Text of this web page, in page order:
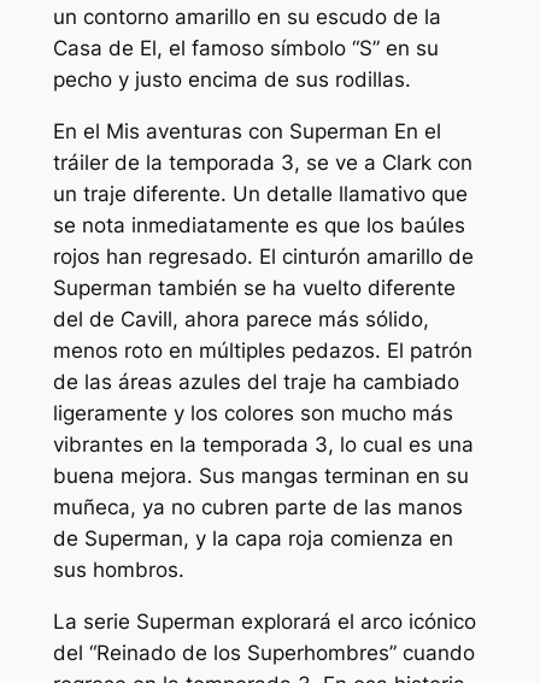
un contorno amarillo en su escudo de la
Casa de El, el famoso símbolo “S” en su
pecho y justo encima de sus rodillas.
En el Mis aventuras con Superman En el
tráiler de la temporada 3, se ve a Clark con
un traje diferente. Un detalle llamativo que
se nota inmediatamente es que los baúles
rojos han regresado. El cinturón amarillo de
Superman también se ha vuelto diferente
del de Cavill, ahora parece más sólido,
menos roto en múltiples pedazos. El patrón
de las áreas azules del traje ha cambiado
ligeramente y los colores son mucho más
vibrantes en la temporada 3, lo cual es una
buena mejora. Sus mangas terminan en su
muñeca, ya no cubren parte de las manos
de Superman, y la capa roja comienza en
sus hombros.
La serie Superman explorará el arco icónico
del “Reinado de los Superhombres” cuando